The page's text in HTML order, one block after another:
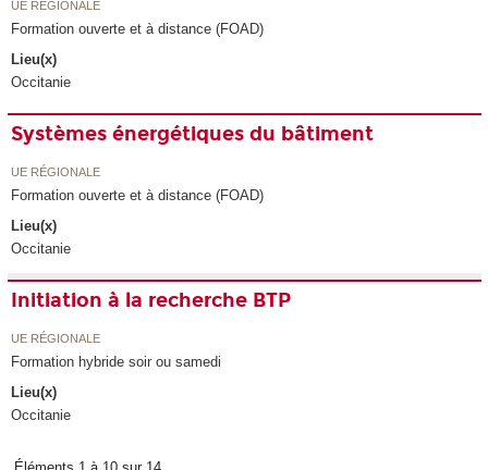
UE RÉGIONALE
Formation ouverte et à distance (FOAD)
Lieu(x)
Occitanie
Systèmes énergétiques du bâtiment
UE RÉGIONALE
Formation ouverte et à distance (FOAD)
Lieu(x)
Occitanie
Initiation à la recherche BTP
UE RÉGIONALE
Formation hybride soir ou samedi
Lieu(x)
Occitanie